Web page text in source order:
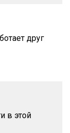
друг
в этой